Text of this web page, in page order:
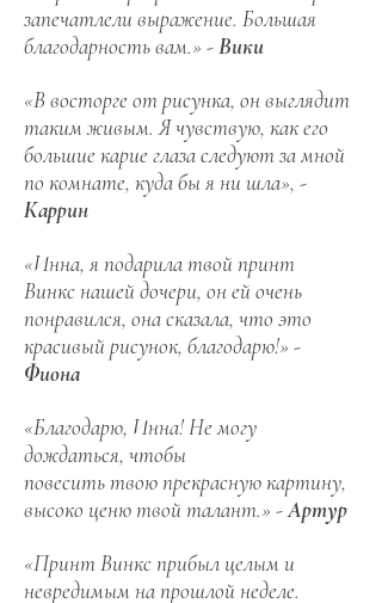
запечатлели выражение. Большая
благодарность вам.» -Вики
«В восторге от рисунка, он выглядит
таким живым. Я чувствую, как его
большие карие глаза следуют за мной
по комнате, куда бы я ни шла», -
Каррин
«Инна, я подарила твой принт
Винкс нашей дочери, он ей очень
понравился, она сказала, что это
красивый рисунок, благодарю!» -
Фиона
«Благодарю, Инна! Не могу
дождаться, чтобы
повесить твою прекрасную картину,
высоко ценю твой талант.» -Артур
«Принт Винкс прибыл целым и
невредимым на прошлой неделе.